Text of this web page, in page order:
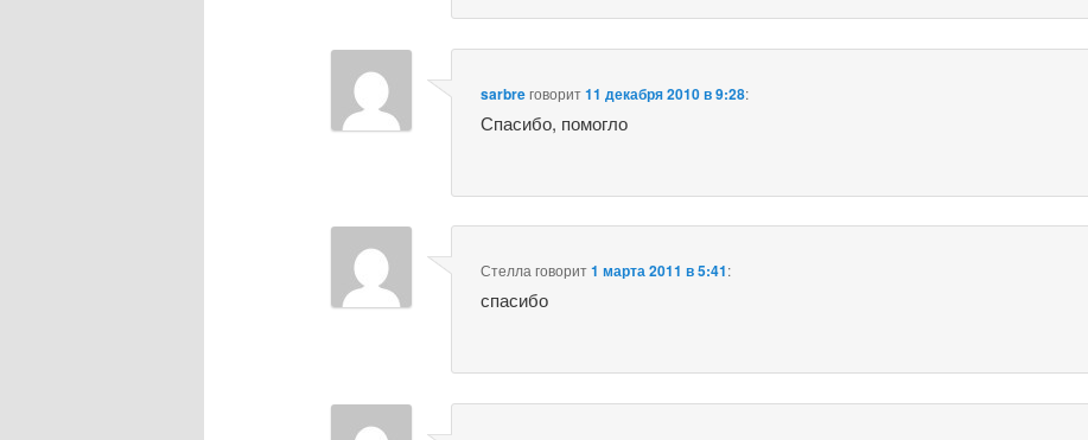
sarbreговорит11 декабря 2010 в 9:28:
Спасибо, помогло
Стеллаговорит1 марта 2011 в 5:41:
спасибо